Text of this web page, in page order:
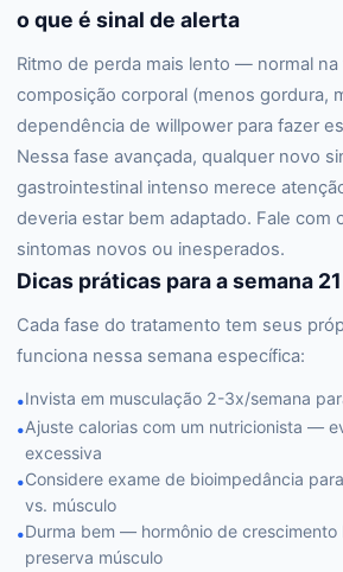
o que é sinal de alerta
Ritmo de perda mais lento — normal na
composição corporal (menos gordura,
dependência de willpower para fazer
Nessa fase avançada, qualquer novo
gastrointestinal intenso merece
deveria estar bem adaptado. Fale com
sintomas novos ou inesperados.
Dicas práticas para a semana 21
Cada fase do tratamento tem seus
funciona nessa semana específica:
•Invista em musculação 2-3x/semana
•Ajuste calorias com um nutricionista —
excessiva
•Considere exame de bioimpedância
vs. músculo
•Durma bem — hormônio de crescimento
preserva músculo